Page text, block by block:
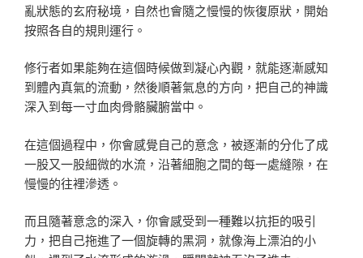
亂狀態的玄府秘境，自然也會隨之慢慢的恢復原狀，開始
按照各自的規則運行。
修行者如果能夠在這個時候做到凝心內觀，就能逐漸感知
到體內真氣的流動，然後順著氣息的方向，把自己的神識
深入到每一寸血肉骨骼臟腑當中。
在這個過程中，你會感覺自己的意念，被逐漸的分化了成
一股又一股細微的水流，沿著細胞之間的每一處縫隙，在
慢慢的往裡滲透。
而且隨著意念的深入，你會感受到一種難以抗拒的吸引
力，把自己拖進了一個旋轉的黑洞，就像海上漂泊的小